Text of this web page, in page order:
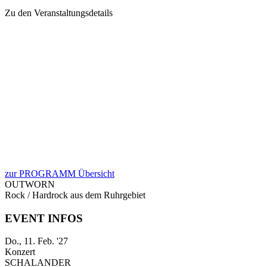
Zu den Veranstaltungsdetails
zur PROGRAMM Übersicht
OUTWORN
Rock / Hardrock aus dem Ruhrgebiet
EVENT INFOS
Do., 11. Feb. '27
Konzert
SCHALANDER